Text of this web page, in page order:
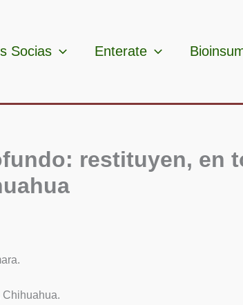
Socias Enterate
restituyen, en
Chihuahua.